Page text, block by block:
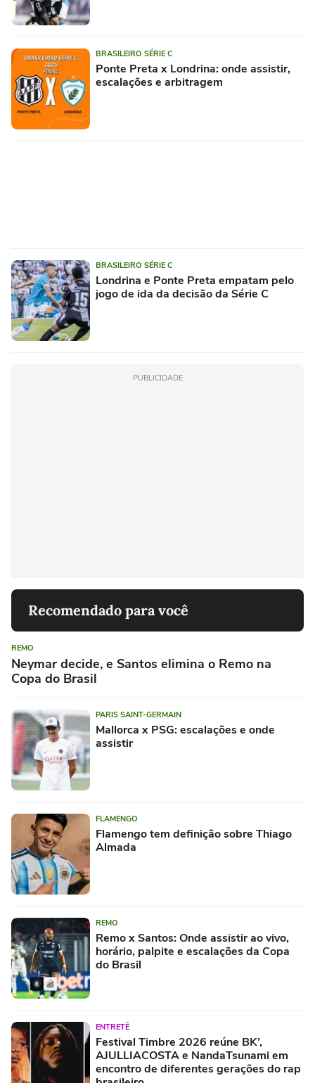
BRASILEIRO SÉRIE C
Ponte Preta x Londrina: onde assistir,
escalações e arbitragem
BRASILEIRO SÉRIE C
Londrina e Ponte Preta empatam pelo
jogo de ida da decisão da Série C
PUBLICIDADE
Recomendado para você
REMO
Neymar decide, e Santos elimina o Remo na
Copa do Brasil
PARIS SAINT-GERMAIN
Mallorca x PSG: escalações e onde
assistir
FLAMENGO
Flamengo tem definição sobre Thiago
Almada
REMO
Remo x Santos: Onde assistir ao vivo,
horário, palpite e escalações da Copa
do Brasil
ENTRETÊ
Festival Timbre 2026 reúne BK’,
AJULLIACOSTA e NandaTsunami em
encontro de diferentes gerações do rap